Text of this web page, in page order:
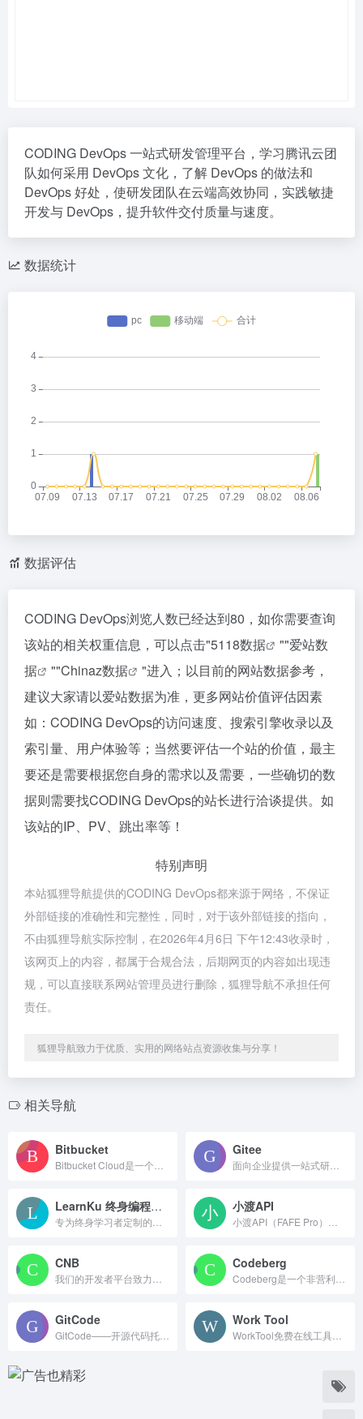
CODING DevOps 一站式研发管理平台，学习腾讯云团
队如何采用 DevOps 文化，了解 DevOps 的做法和
DevOps 好处，使研发团队在云端高效协同，实践敏捷
开发与 DevOps，提升软件交付质量与速度。
数据统计
数据评估
CODING DevOps浏览人数已经达到80，如你需要查询
该站的相关权重信息，可以点击"5118数据 ""爱站数
据
""Chinaz数据
"进入；以目前的网站数据参考，
建议大家请以爱站数据为准，更多网站价值评估因素
如：CODING DevOps的访问速度、搜索引擎收录以及
索引量、用户体验等；当然要评估一个站的价值，最主
要还是需要根据您自身的需求以及需要，一些确切的数
据则需要找CODING DevOps的站长进行洽谈提供。如
该站的IP、PV、跳出率等！
特别声明
本站狐狸导航提供的CODING DevOps都来源于网络，不保证
外部链接的准确性和完整性，同时，对于该外部链接的指向，
不由狐狸导航实际控制，在2026年4月6日 下午12:43收录时，
该网页上的内容，都属于合规合法，后期网页的内容如出现违
规，可以直接联系网站管理员进行删除，狐狸导航不承担任何
责任。
狐狸导航致力于优质、实用的网络站点资源收集与分享！
相关导航
Bitbucket Gitee
LearnKu 终身编程者的知识社区 小渡API
CNB Codeberg
GitCode Work Tool